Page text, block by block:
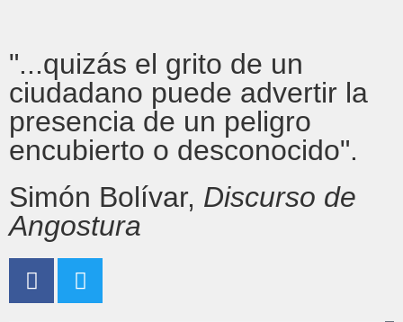
"...quizás el grito de un
ciudadano puede advertir la
presencia de un peligro
encubierto o desconocido".
Simón Bolívar, Discurso de
Angostura